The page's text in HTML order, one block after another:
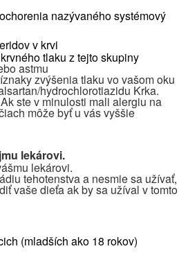
nazývaného systémový
v krvi
tlaku z tejto skupiny
astmu
zvýšenia tlaku vo vašom oku
hydrochlorotiazidu Krka.
ste v minulosti mali alergiu na
môže byť u vás vyššie
lekárovi.
lekárovi.
tehotenstva a nesmie sa užívať,
vaše dieťa ak by sa užíval v tomto
(mladších ako 18 rokov)